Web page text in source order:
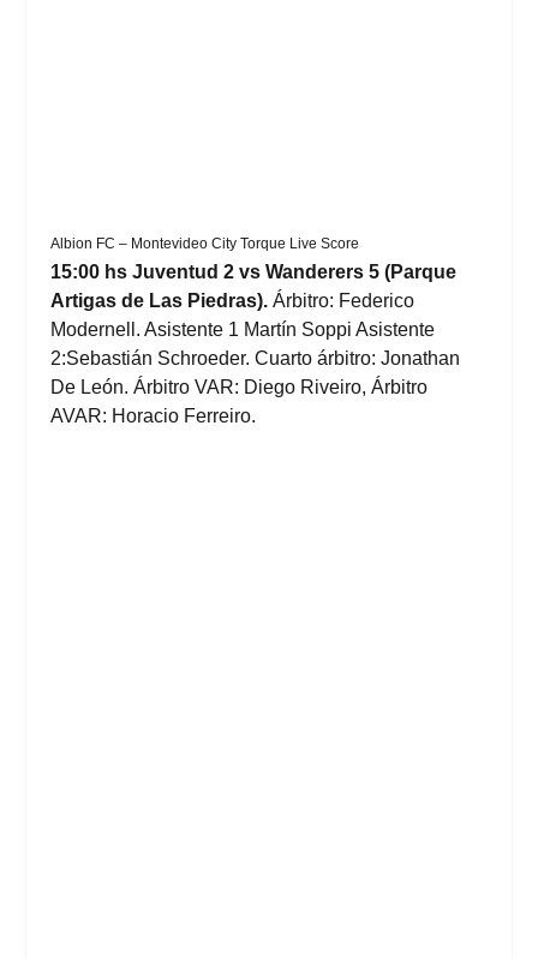
Albion FC – Montevideo City Torque Live Score
15:00 hs Juventud 2 vs Wanderers 5 (Parque
Artigas de Las Piedras). Árbitro: Federico
Modernell. Asistente 1 Martín Soppi Asistente
2:Sebastián Schroeder. Cuarto árbitro: Jonathan
De León. Árbitro VAR: Diego Riveiro, Árbitro
AVAR: Horacio Ferreiro.